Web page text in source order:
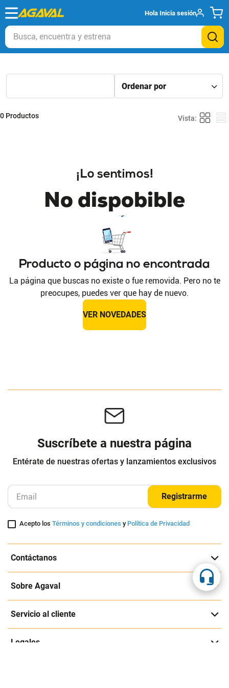
Hola Inicia sesión
Busca, encuentra y estrena
0 Productos
¡Lo sentimos!
No dispobible
Producto o página no encontrada
La página que buscas no existe o fue removida. Pero no te
preocupes, puedes ver que hay de nuevo.
VER NOVEDADES
Suscríbete a nuestra página
Entérate de nuestras ofertas y lanzamientos exclusivos
Registrarme
Acepto losTérminos y condiciones y Política de Privacidad
Contáctanos
Sobre Agaval
Servicio al cliente
Legales